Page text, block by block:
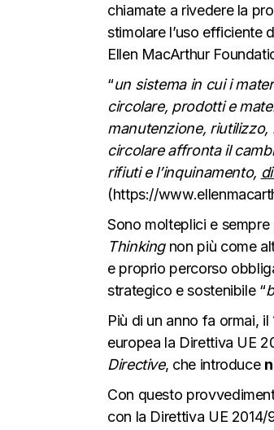
chiamate a rivedere la
stimolare l’uso efficiente
Ellen MacArthur
“un sistema in cui i
circolare, prodotti e
manutenzione, riutilizzo,
circolare affronta il
rifiuti e l’inquinamento,
(https://
Sono molteplici e
Thinkingnon più come
e proprio percorso
strategico e sostenibile “
Più di un anno fa ormai,
europea la Direttiva UE
Directive, che introduce
Con questo
con la Direttiva UE 2014/